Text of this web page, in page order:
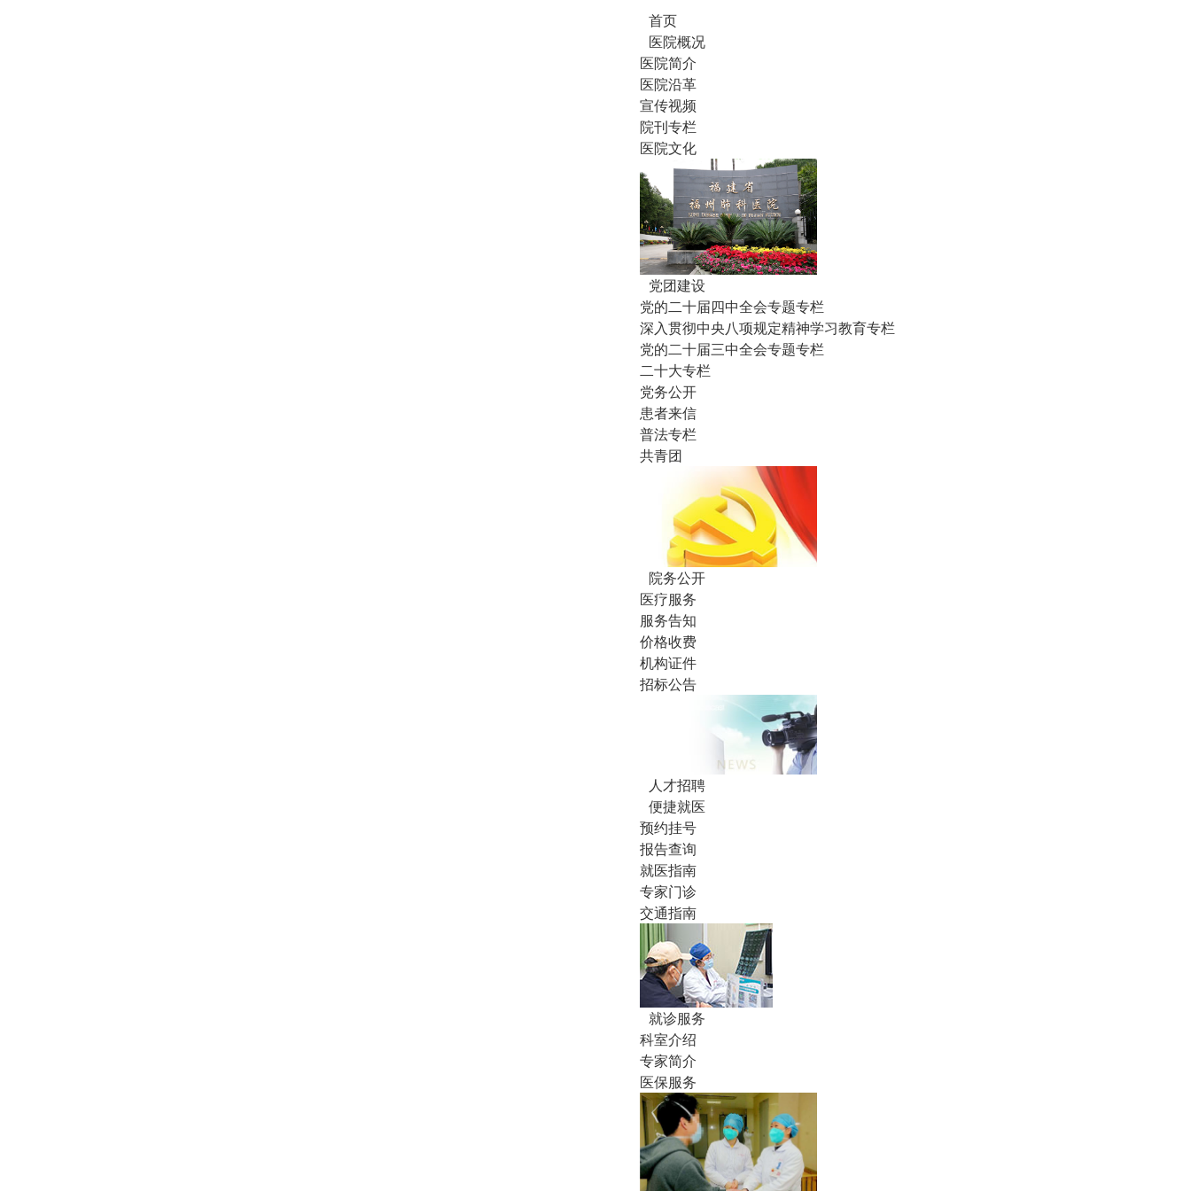
首页
医院概况
医院简介
医院沿革
宣传视频
院刊专栏
医院文化
党团建设
党的二十届四中全会专题专栏
深入贯彻中央八项规定精神学习教育专栏
党的二十届三中全会专题专栏
二十大专栏
党务公开
患者来信
普法专栏
共青团
院务公开
医疗服务
服务告知
价格收费
机构证件
招标公告
人才招聘
便捷就医
预约挂号
报告查询
就医指南
专家门诊
交通指南
就诊服务
科室介绍
专家简介
医保服务